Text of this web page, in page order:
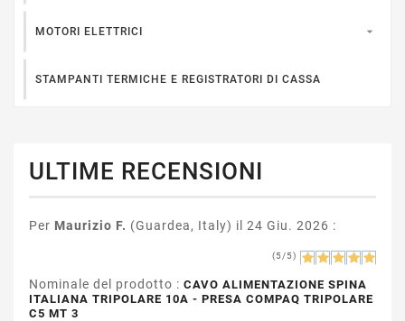
MOTORI ELETTRICI 
STAMPANTI TERMICHE E REGISTRATORI DI CASSA
ULTIME RECENSIONI
Per Maurizio F. (Guardea, Italy) il 24 Giu. 2026 :
(5/5)
Nominale del prodotto : CAVO ALIMENTAZIONE SPINA
ITALIANA TRIPOLARE 10A - PRESA COMPAQ TRIPOLARE
C5 MT 3